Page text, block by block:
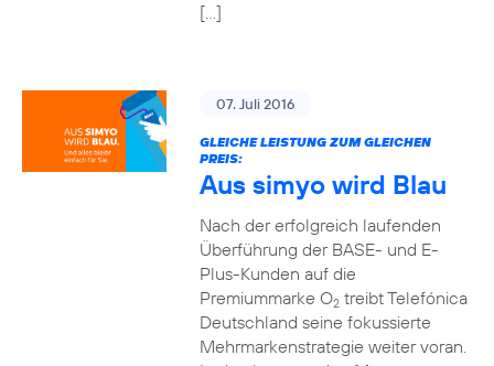
[…]
07. Juli 2016
GLEICHE LEISTUNG ZUM GLEICHEN
PREIS:
Aus simyo wird Blau
Nach der erfolgreich laufenden
Überführung der BASE- und E-
Plus-Kunden auf die
Premiummarke O2treibt Telefónica
Deutschland seine fokussierte
Mehrmarkenstrategie weiter voran.